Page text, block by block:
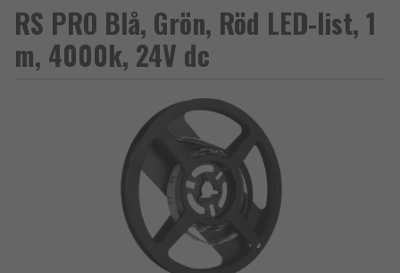
RS PRO Blå, Grön, Röd LED-list, 1
m, 4000k, 24V dc